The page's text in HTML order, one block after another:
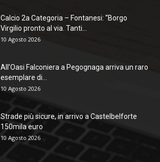
Calcio 2a Categoria – Fontanesi: “Borgo
Virgilio pronto al via. Tanti...
10 Agosto 2026
All’Oasi Falconiera a Pegognaga arriva un raro
esemplare di...
10 Agosto 2026
Strade più sicure, in arrivo a Castelbelforte
150mila euro
10 Agosto 2026